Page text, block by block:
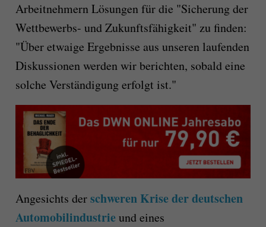
Arbeitnehmern Lösungen für die "Sicherung der
Wettbewerbs- und Zukunftsfähigkeit" zu finden:
"Über etwaige Ergebnisse aus unseren laufenden
Diskussionen werden wir berichten, sobald eine
solche Verständigung erfolgt ist."
Angesichts derschweren Krise der deutschen
Automobilindustrieund eines